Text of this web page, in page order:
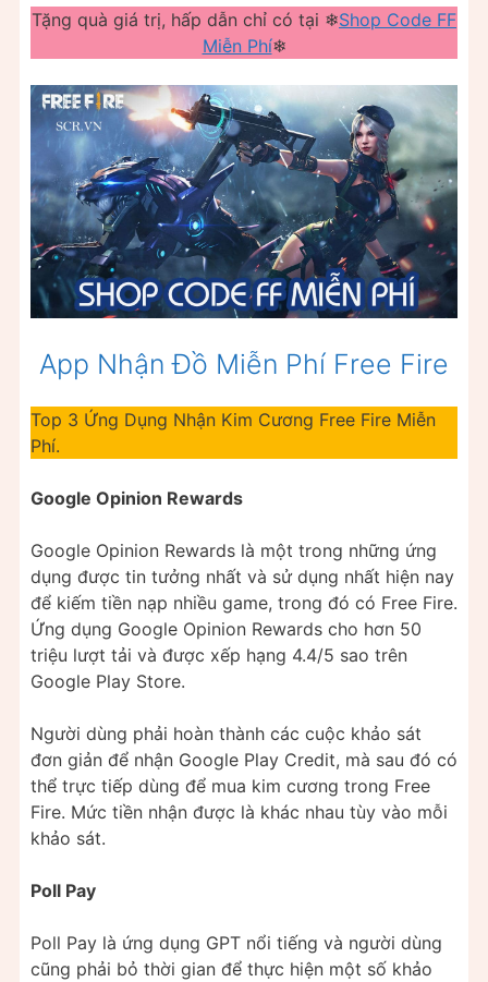
Tặng quà giá trị, hấp dẫn chỉ có tại ❄Shop Code FF
Miễn Phí❄
App Nhận Đồ Miễn Phí Free Fire
Top 3 Ứng Dụng Nhận Kim Cương Free Fire Miễn
Phí.
Google Opinion Rewards
Google Opinion Rewards là một trong những ứng
dụng được tin tưởng nhất và sử dụng nhất hiện nay
để kiếm tiền nạp nhiều game, trong đó có Free Fire.
Ứng dụng Google Opinion Rewards cho hơn 50
triệu lượt tải và được xếp hạng 4.4/5 sao trên
Google Play Store.
Người dùng phải hoàn thành các cuộc khảo sát
đơn giản để nhận Google Play Credit, mà sau đó có
thể trực tiếp dùng để mua kim cương trong Free
Fire. Mức tiền nhận được là khác nhau tùy vào mỗi
khảo sát.
Poll Pay
Poll Pay là ứng dụng GPT nổi tiếng và người dùng
cũng phải bỏ thời gian để thực hiện một số khảo